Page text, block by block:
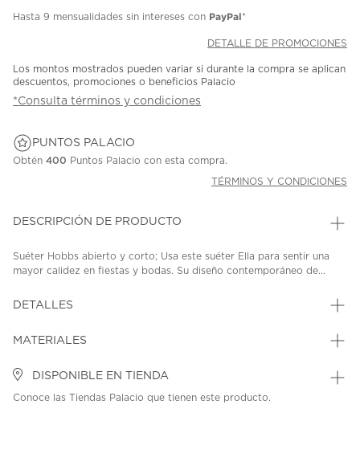
Hasta 9 mensualidades sin intereses con PayPal*
DETALLE DE PROMOCIONES
Los montos mostrados pueden variar si durante la compra se aplican
descuentos, promociones o beneficios Palacio
*Consulta términos y condiciones
PUNTOS PALACIO
Obtén 400 Puntos Palacio con esta compra.
TÉRMINOS Y CONDICIONES
DESCRIPCIÓN DE PRODUCTO
Suéter Hobbs abierto y corto; Usa este suéter Ella para sentir una
mayor calidez en fiestas y bodas. Su diseño contemporáneo de...
DETALLES
MATERIALES
DISPONIBLE EN TIENDA
Conoce las Tiendas Palacio que tienen este producto.